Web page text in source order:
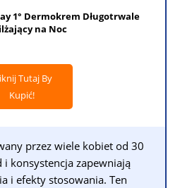
1° Dermokrem Długotrwale
na Noc
Tutaj By
Kupić!
przez wiele kobiet od 30
i konsystencja zapewniają
i efekty stosowania. Ten